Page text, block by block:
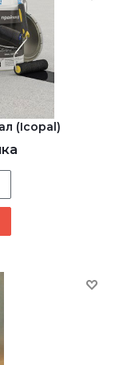
(Icopal)